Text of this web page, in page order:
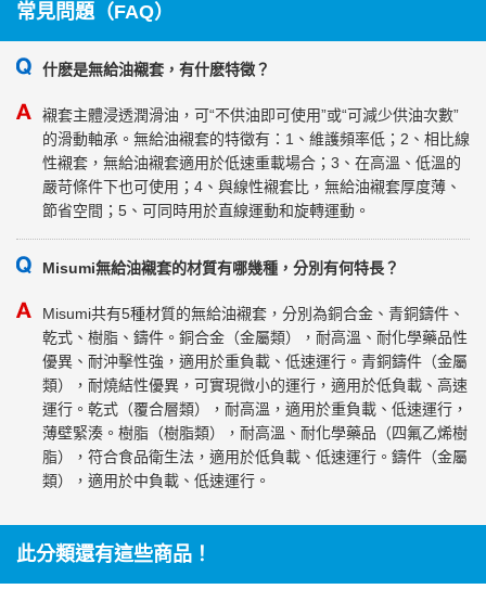
常見問題（FAQ）
什麽是無給油襯套，有什麽特徵？
襯套主體浸透潤滑油，可“不供油即可使用”或“可減少供油次數”
的滑動軸承。無給油襯套的特徵有：1、維護頻率低；2、相比線
性襯套，無給油襯套適用於低速重載場合；3、在高溫、低溫的
嚴苛條件下也可使用；4、與線性襯套比，無給油襯套厚度薄、
節省空間；5、可同時用於直線運動和旋轉運動。
Misumi無給油襯套的材質有哪幾種，分別有何特長？
Misumi共有5種材質的無給油襯套，分別為銅合金、青銅鑄件、
乾式、樹脂、鑄件。銅合金（金屬類），耐高溫、耐化學藥品性
優異、耐沖擊性強，適用於重負載、低速運行。青銅鑄件（金屬
類），耐燒結性優異，可實現微小的運行，適用於低負載、高速
運行。乾式（覆合層類），耐高溫，適用於重負載、低速運行，
薄壁緊湊。樹脂（樹脂類），耐高溫、耐化學藥品（四氟乙烯樹
脂），符合食品衛生法，適用於低負載、低速運行。鑄件（金屬
類），適用於中負載、低速運行。
此分類還有這些商品！